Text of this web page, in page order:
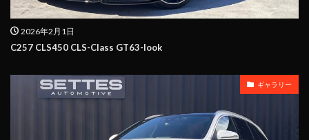
2026年2月1日
C257 CLS450 CLS-Class GT63-look
ギャラリー